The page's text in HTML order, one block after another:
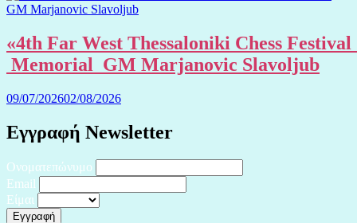
«4th Far West Thessaloniki Chess Festival
Memorial GM Marjanovic Slavoljub
09/07/202602/08/2026
Εγγραφή Newsletter
Ονοματεπώνυμο
Email
Είμαι